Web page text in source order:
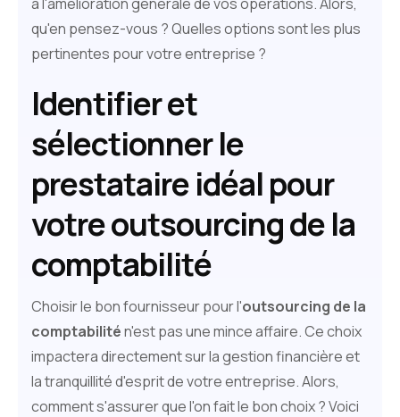
qu'en pensez-vous ? Quelles options sont les plus
pertinentes pour votre entreprise ?
Identifier et
sélectionner le
prestataire idéal pour
votre outsourcing de la
comptabilité
Choisir le bon fournisseur pour l'outsourcing de la
comptabilitén'est pas une mince affaire. Ce choix
impactera directement sur la gestion financière et
la tranquillité d'esprit de votre entreprise. Alors,
comment s'assurer que l'on fait le bon choix ? Voici